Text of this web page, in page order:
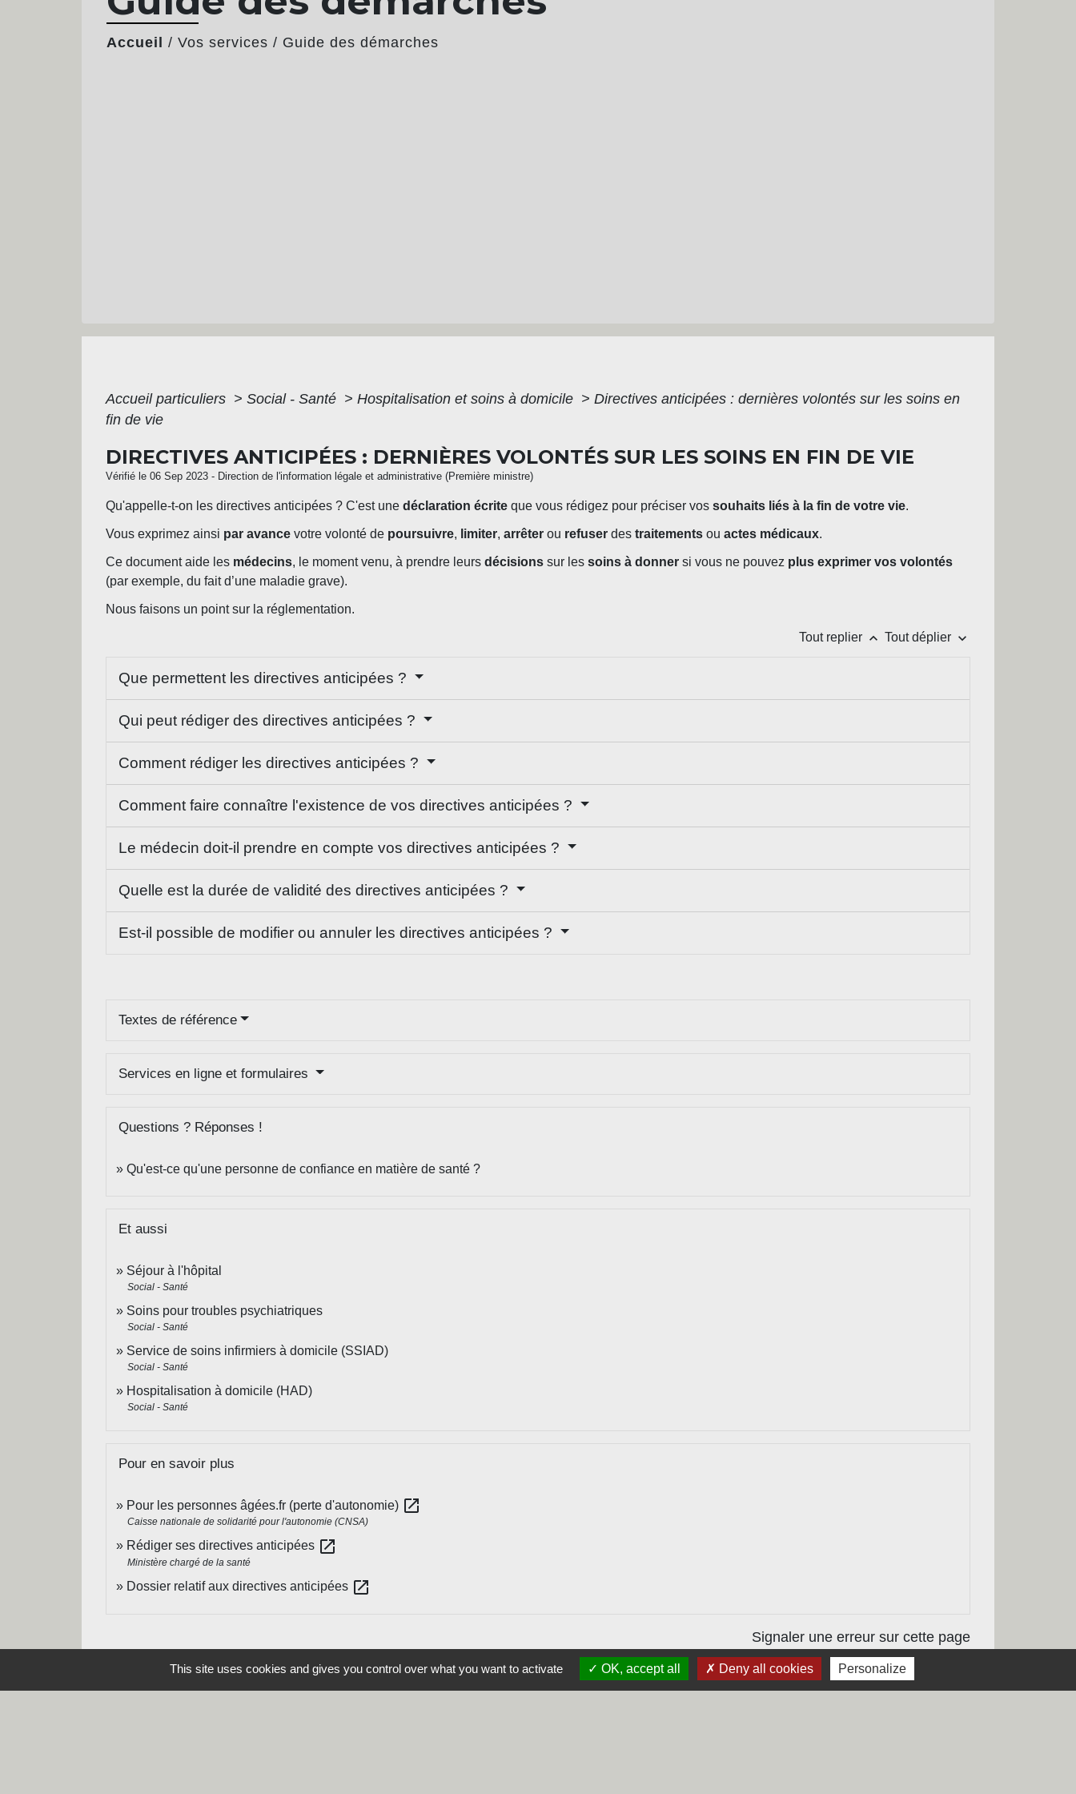
Accueil / Vos services / Guide des démarches
Accueil particuliers > Social - Santé > Hospitalisation et soins à domicile > Directives anticipées : dernières volontés sur les soins en
fin de vie
DIRECTIVES ANTICIPÉES : DERNIÈRES VOLONTÉS SUR LES SOINS EN FIN DE VIE
Vérifié le 06 Sep 2023 - Direction de l'information légale et administrative (Première ministre)
Qu'appelle-t-on les directives anticipées ? C'est une déclaration écrite que vous rédigez pour préciser vos souhaits liés à la fin de votre vie.
Vous exprimez ainsi par avance votre volonté de poursuivre, limiter, arrêter ou refuser des traitements ou actes médicaux.
Ce document aide les médecins, le moment venu, à prendre leurs décisions sur les soins à donner si vous ne pouvez plus exprimer vos volontés
(par exemple, du fait d’une maladie grave).
Nous faisons un point sur la réglementation.
Tout replier keyboard_arrow_up Tout déplier keyboard_arrow_down
Que permettent les directives anticipées ?
Qui peut rédiger des directives anticipées ?
Comment rédiger les directives anticipées ?
Comment faire connaître l'existence de vos directives anticipées ?
Le médecin doit-il prendre en compte vos directives anticipées ?
Quelle est la durée de validité des directives anticipées ?
Est-il possible de modifier ou annuler les directives anticipées ?
Textes de référence
Services en ligne et formulaires
Questions ? Réponses !
Qu'est-ce qu'une personne de confiance en matière de santé ?
Et aussi
Séjour à l'hôpital
Social - Santé
Soins pour troubles psychiatriques
Social - Santé
Service de soins infirmiers à domicile (SSIAD)
Social - Santé
Hospitalisation à domicile (HAD)
Social - Santé
Pour en savoir plus
Pour les personnes âgées.fr (perte d'autonomie) open_in_new
Caisse nationale de solidarité pour l'autonomie (CNSA)
Rédiger ses directives anticipées open_in_new
Ministère chargé de la santé
Dossier relatif aux directives anticipées open_in_new
Signaler une erreur sur cette page
This site uses cookies and gives you control over what you want to activate OK, accept all Deny all cookies Personalize